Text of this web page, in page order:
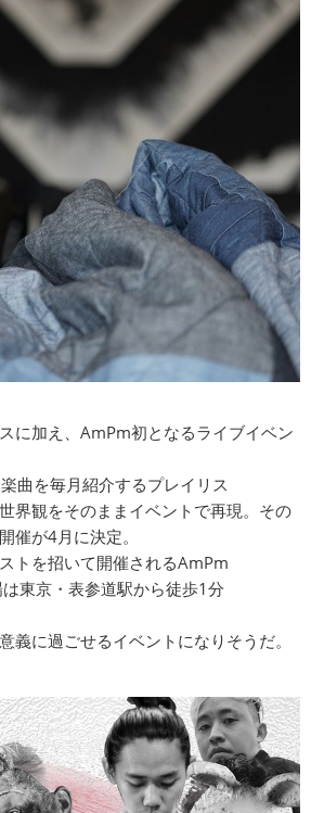
に加え、AmPm初となるライブイベン
曲を毎月紹介するプレイリス
界観をそのままイベントで再現。その
催が4月に決定。
トを招いて開催されるAmPm
は東京・表参道駅から徒歩1分
義に過ごせるイベントになりそうだ。